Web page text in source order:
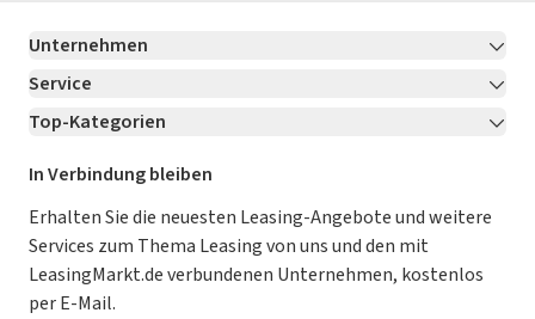
Unternehmen
Über LeasingMarkt.de
Karriere Jetzt bewerben!
Für Händler
Kooperation mit AutoScout24
AGB
Datenschutz
Service
Kontakt
Ratgeber
Magazin
Datenschutz-Einstellungen
So funktioniert’s
Top-Kategorien
Leasing Deals
Gebrauchtwagen Leasing
Leasing ohne Anzahlung
E-Auto Leasing
In Verbindung bleiben
Erhalten Sie die neuesten Leasing-Angebote und weitere
Services zum Thema Leasing von uns und den mit
LeasingMarkt.de verbundenen Unternehmen, kostenlos
per E-Mail.